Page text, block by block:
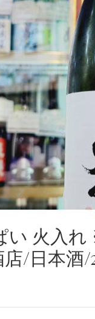
い 火入
/日本酒/